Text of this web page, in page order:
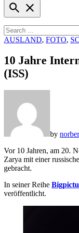
Open
Search
for:
POSTED
AUSLAND, FOTO,
10 Jahre
(ISS)
by
Vor 10 Jahren, am 20.
Zarya mit einer
gebracht.
In seiner Reihe
veröffentlicht.